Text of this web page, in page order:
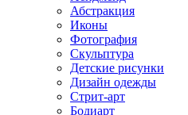
Абстракция
Иконы
Фотография
Скульптура
Детские рисунки
Дизайн одежды
Стрит-арт
Бодиарт